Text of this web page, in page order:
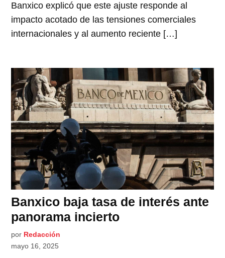
Banxico explicó que este ajuste responde al
impacto acotado de las tensiones comerciales
internacionales y al aumento reciente […]
Banxico baja tasa de interés ante
panorama incierto
por Redacción
mayo 16, 2025